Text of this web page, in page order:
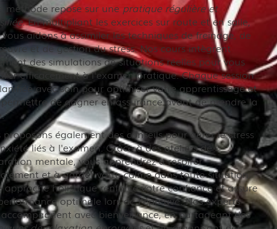
méthode repose sur une pratique régulière et
. En multipliant les exercices sur route et en salle,
aidons à assimiler les techniques de freinage, de
et de gestion du stress. Nos cours intègrent
des simulations de situations réelles pour vous
efficacement à l'examen pratique. Chaque session
avec soin pour optimiser votre apprentissage et
de gagner en assurance avant de prendre la
proposons également des conseils pour gérer le stress
liés à l'examen. Grâce à des ateliers de
mentale, vous apprendrez à respirer
et à garder votre calme dans toute situation.
approche holistique renforce votre confiance et assure
optimale lors de l'épreuve. Nos experts
avec bienveillance, en partageant des